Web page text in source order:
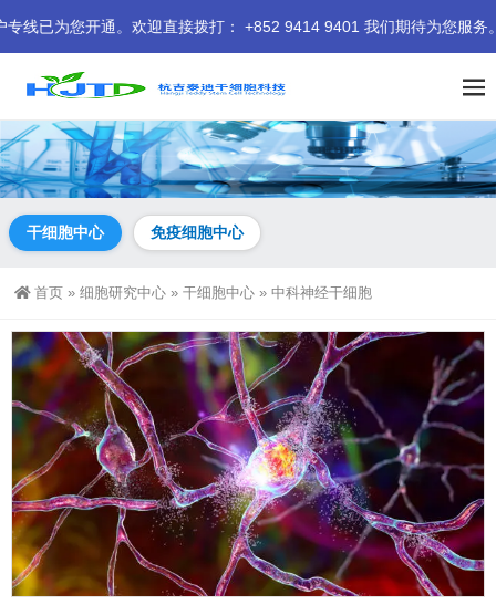
开通。欢迎直接拨打： +852 9414 9401 我们期待为您服务。
干细胞中心 免疫细胞中心
首页 » 细胞研究中心 » 干细胞中心 » 中科神经干细胞